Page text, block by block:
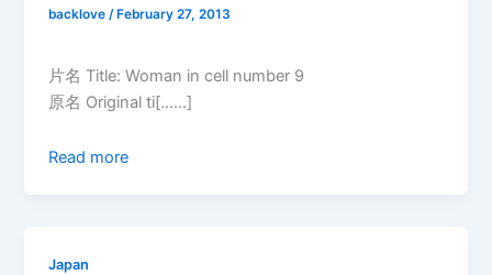
backlove /February 27, 2013
片名 Title: Woman in cell number 9
原名 Original ti[……]
Read more
Japan